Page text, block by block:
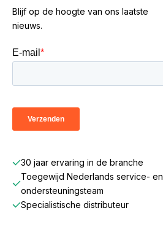
Blijf op de hoogte van ons laatste
nieuws.
30 jaar ervaring in de branche
Toegewijd Nederlands service- en
ondersteuningsteam
Specialistische distributeur